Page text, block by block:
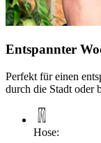
Entspannter
Perfekt für einen
durch die Stadt oder
Hose: